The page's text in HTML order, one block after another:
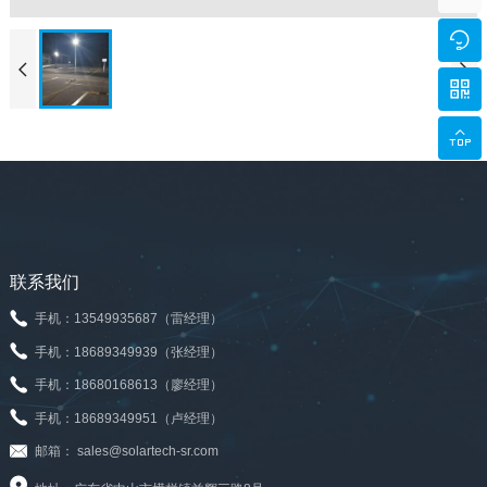
 
联系我们
手机：13549935687（雷经理）
手机：18689349939（张经理）
手机：18680168613（廖经理）
手机：18689349951（卢经理）
邮箱： sales@solartech-sr.com


